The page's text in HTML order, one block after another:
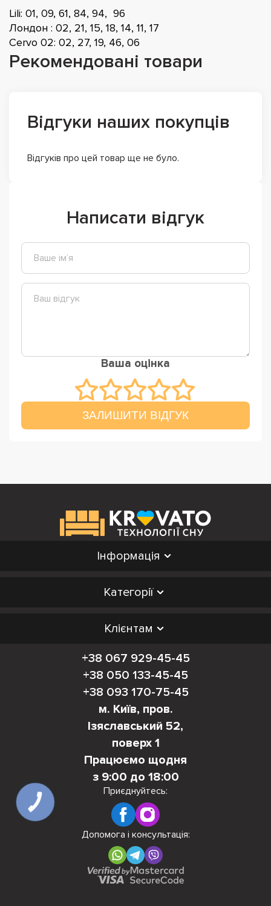
Lili: 01, 09, 61, 84, 94, 96
Лондон : 02, 21, 15, 18, 14, 11, 17
Cervo 02: 02, 27, 19, 46, 06
Рекомендовані товари
Відгуки наших покупців
Відгуків про цей товар ще не було.
Написати відгук
Ваша оцінка
ЗАЛИШИТИ ВІДГУК
Інформація
Категорії
Клієнтам
+38 067 929-45-45
+38 050 133-45-45
+38 093 170-75-45
м. Київ, пров.
Ізяславський 52,
поверх 1
Працюємо щодня
з 9:00 до 18:00
Приєднуйтесь:
Допомога і консультація:
КНОПКА
ЗВ'ЯЗКУ